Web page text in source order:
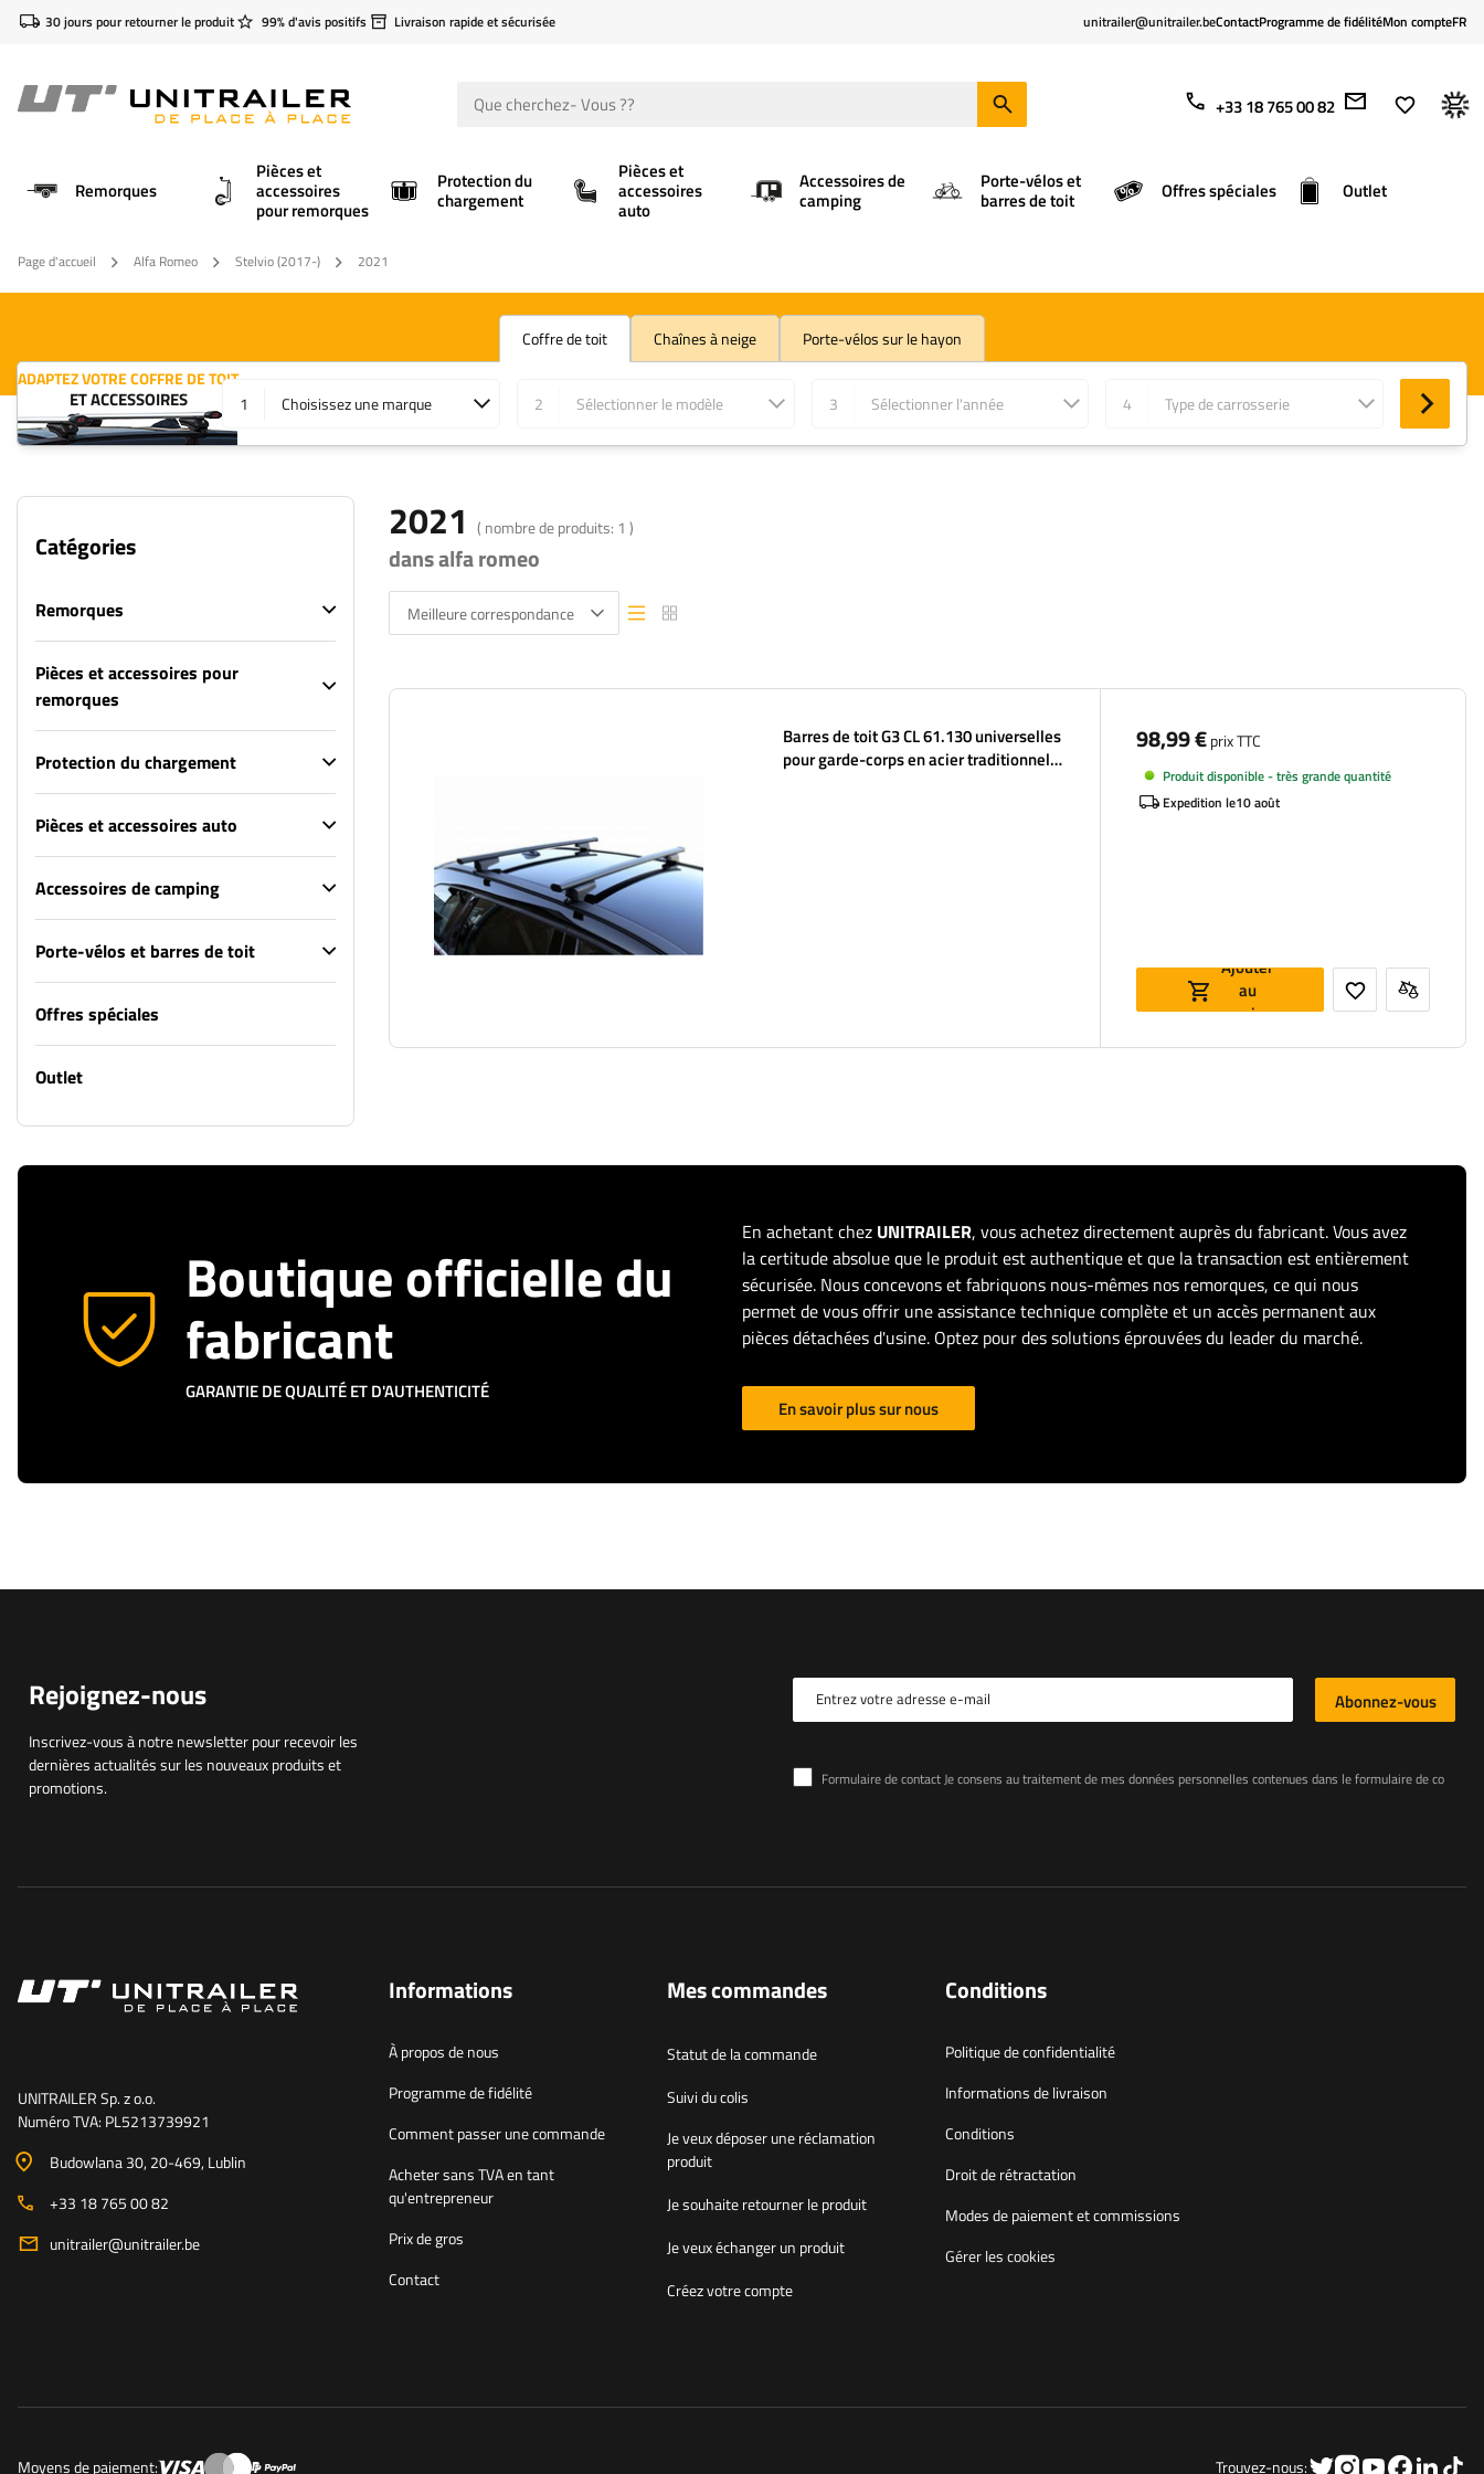
30 jours pour retourner le produit 99% d'avis positifs Livraison rapide et sécurisée unitrailer@unitrailer.beContactProgramme de fidélitéMon compteFR
+33 18 765 00 82
Remorques
Pièces et
accessoires
pour remorques
Protection du
chargement
Pièces et
accessoires
auto
Accessoires de
camping
Porte-vélos et
barres de toit Offres spéciales Outlet
Page d'accueil Alfa Romeo Stelvio (2017-) 2021
Coffre de toit Chaînes à neige
Porte-vélos sur le hayon
ADAPTEZ VOTRE COFFRE DE TOIT
ET ACCESSOIRES 1 Choisissez une marque 2 Sélectionner le modèle 3 Sélectionner l'année 4 Type de carrosserie
Catégories
Remorques
Pièces et accessoires pour
remorques
Protection du chargement
Pièces et accessoires auto
Accessoires de camping
Porte-vélos et barres de toit
Offres spéciales
Outlet
2021 ( nombre de produits: 1 )
dans alfa romeo
Meilleure correspondance Vue listeVue liste
Barres de toit G3 CL 61.130 universelles
pour garde-corps en acier traditionnels
98,99 €prix TTC
Produit disponible - très grande quantité
Expedition le10 août
Ajouter
au
panier
Boutique officielle du
fabricant
GARANTIE DE QUALITÉ ET D'AUTHENTICITÉ
En achetant chez UNITRAILER, vous achetez directement auprès du fabricant. Vous avez
la certitude absolue que le produit est authentique et que la transaction est entièrement
sécurisée. Nous concevons et fabriquons nous-mêmes nos remorques, ce qui nous
permet de vous offrir une assistance technique complète et un accès permanent aux
pièces détachées d'usine. Optez pour des solutions éprouvées du leader du marché.
En savoir plus sur nous
Rejoignez-nous
Inscrivez-vous à notre newsletter pour recevoir les
dernières actualités sur les nouveaux produits et
promotions.
Entrez votre adresse e-mail
Formulaire de contact Je consens au traitement de mes données personnelles contenues dans le formulaire de contact conformément au règlement du Parlement européen et du Conseil (UE)
Abonnez-vous
UNITRAILER Sp. z o.o.
Numéro TVA: PL5213739921
Budowlana 30, 20-469, Lublin
+33 18 765 00 82
unitrailer@unitrailer.be
Informations
À propos de nous
Programme de fidélité
Comment passer une commande
Acheter sans TVA en tant
qu'entrepreneur
Prix de gros
Contact
Mes commandes
Statut de la commande
Suivi du colis
Je veux déposer une réclamation
produit
Je souhaite retourner le produit
Je veux échanger un produit
Créez votre compte
Conditions
Politique de confidentialité
Informations de livraison
Conditions
Droit de rétractation
Modes de paiement et commissions
Gérer les cookies
Moyens de paiement: Trouvez-nous: